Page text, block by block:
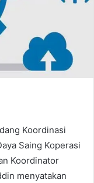
Koordinasi
Saing Koperasi
Koordinator
menyatakan